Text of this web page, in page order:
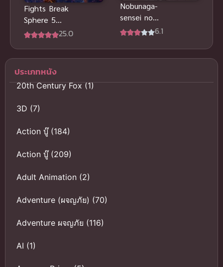
Fights Break
Sphere 5
สัประยุทธ์ทะลุ
25.0
Nobunaga-
sensei no
Osanazuma
ของครูโนบุนา
6.1
ประเภทหนัง
20th Century Fox(1)
3D (7)
Action บู๊(184)
Action บู๊(209)
Adult Animation (2)
Adventure (ผจญภัย) (70)
Adventure ผจญภัย (116)
AI (1)